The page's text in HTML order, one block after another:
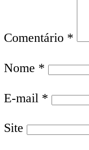
Comentário *
Nome *
E-mail *
Site